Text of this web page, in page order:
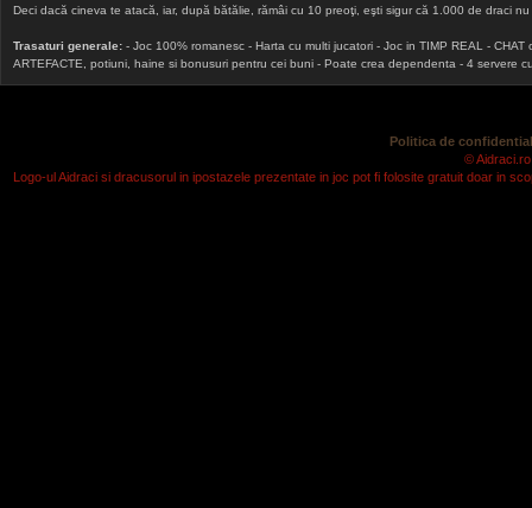
Deci dacă cineva te atacă, iar, după bătălie, rămâi cu 10 preoţi, eşti sigur că 1.000 de draci
Trasaturi generale: - Joc 100% romanesc - Harta cu multi jucatori - Joc in TIMP REAL -
ARTEFACTE, potiuni, haine si bonusuri pentru cei buni - Poate crea dependenta - 4 servere
Politica de
©
Logo-ul Aidraci si dracusorul in ipostazele prezentate in joc pot fi folosite gratuit doar in